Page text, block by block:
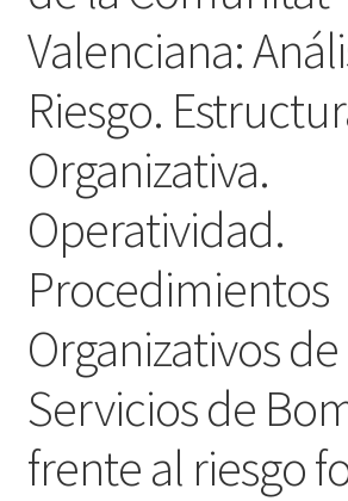
Valenciana:
Riesgo.
Organizativa.
Operatividad.
Procedimientos
Organizativos
Servicios de
frente al riesgo